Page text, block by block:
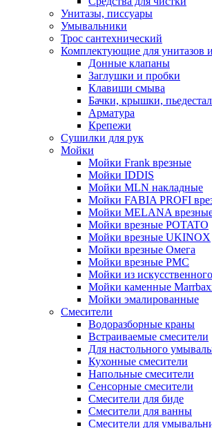
Унитазы, писсуары
Умывальники
Трос сантехнический
Комплектующие для унитазов
Донные клапаны
Заглушки и пробки
Клавиши смыва
Бачки, крышки,
Арматура
Крепежи
Сушилки для рук
Мойки
Мойки Frank врезные
Мойки IDDIS
Мойки MLN накладные
Мойки FABIA PROFI
Мойки MELANA
Мойки врезные POTATO
Мойки врезные UKINOX
Мойки врезные Омега
Мойки врезные РМС
Мойки из
Мойки каменные
Мойки эмалированные
Смесители
Водоразборные краны
Встраиваемые смесители
Для настольного
Кухонные смесители
Напольные смесители
Сенсорные смесители
Смесители для биде
Смесители для ванны
Смесители для